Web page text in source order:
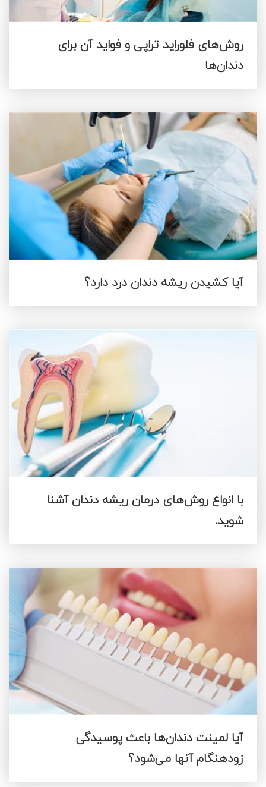
روش‌های فلوراید تراپی و فواید آن برای
دندان‌ها
آیا کشیدن ریشه دندان درد دارد؟
با انواع روش‌های درمان ریشه دندان آشنا
شوید.
آیا لمینت دندان‌ها باعث پوسیدگی
زودهنگام آنها می‌شود؟